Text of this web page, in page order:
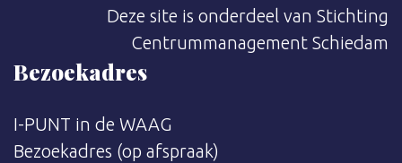
Deze site is onderdeel van Stichting
Centrummanagement Schiedam
Bezoekadres
I-PUNT in de WAAG
Bezoekadres (op afspraak)